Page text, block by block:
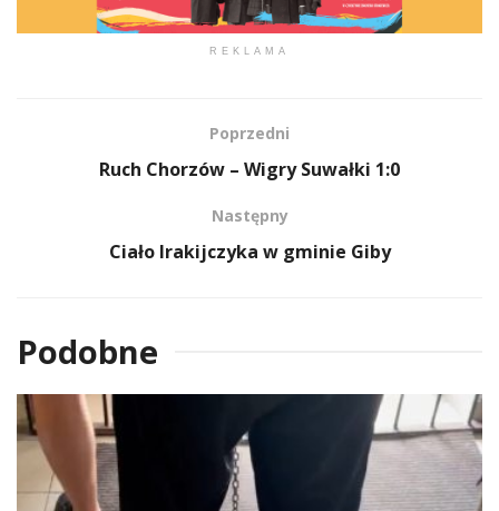
REKLAMA
Poprzedni
Ruch Chorzów – Wigry Suwałki 1:0
Następny
Ciało Irakijczyka w gminie Giby
Podobne